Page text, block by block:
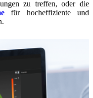
zu treffen, oder die
für hocheffiziente und